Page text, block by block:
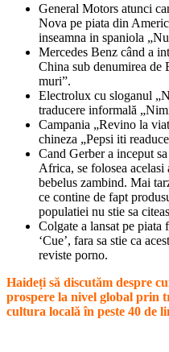
General Motors atunci
Nova pe piata din
inseamna in spaniola
Mercedes Benz când a
China sub denumirea de
muri”.
Electrolux cu sloganul
traducere informală
Campania „Revino la
chineza „Pepsi iti
Cand Gerber a inceput
Africa, se folosea
bebelus zambind. Mai
ce contine de fapt
populatiei nu stie sa
Colgate a lansat pe piata
‘Cue’, fara sa stie ca
reviste porno.
Haideți să discutăm despre
prospere la nivel global prin
cultura locală în peste 40 de